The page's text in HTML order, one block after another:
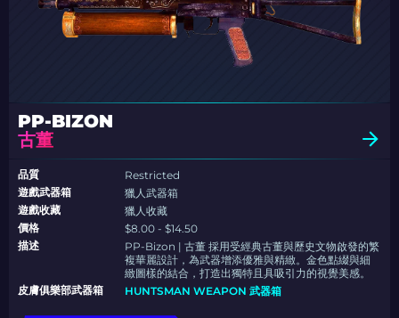
PP-BIZON
古董
品質
Restricted
遊戲武器箱
獵人武器箱
遊戲收藏
獵人收藏
價格
$8.00 - $14.50
描述
PP-Bizon | 古董 採用受經典古董與歷史文物啟發的繁
複華麗設計，為武器增添優雅與精緻。金色點綴與細
緻圖樣的結合，打造出獨特且具吸引力的視覺美感。
皮膚俱樂部武器箱
HUNTSMAN WEAPON 武器箱